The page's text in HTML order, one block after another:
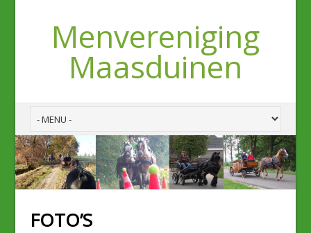
Menvereniging
Maasduinen
FOTO’S